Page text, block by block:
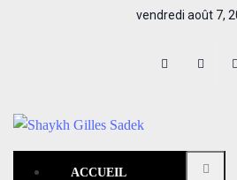
vendredi août 7,
ACCUEIL